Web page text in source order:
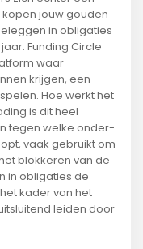
jouw gouden
in obligaties
Funding Circle
waar
krijgen, een
Hoe werkt het
is dit heel
tegen welke onder-
vaak gebruikt om
blokkeren van de
in obligaties de
kader van het
leiden door